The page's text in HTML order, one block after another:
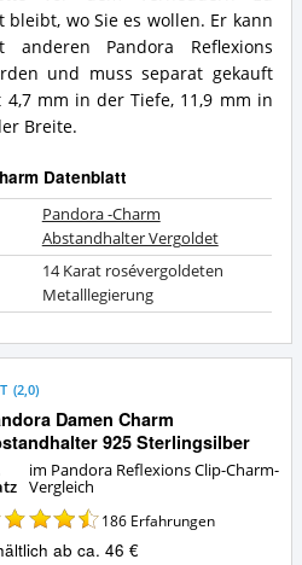
bleibt, wo Sie es wollen. Er kann
Pandora Reflexions
und muss separat gekauft
mm in der Tiefe, 11,9 mm in
Breite.
Datenblatt
Pandora -Charm
Abstandhalter Vergoldet
14 Karat rosévergoldeten
Metalllegierung
Damen Charm
925 Sterlingsilber
(2,0)
im Pandora Reflexions Clip-Charm-
Vergleich
186 Erfahrungen
ab ca. 46 €